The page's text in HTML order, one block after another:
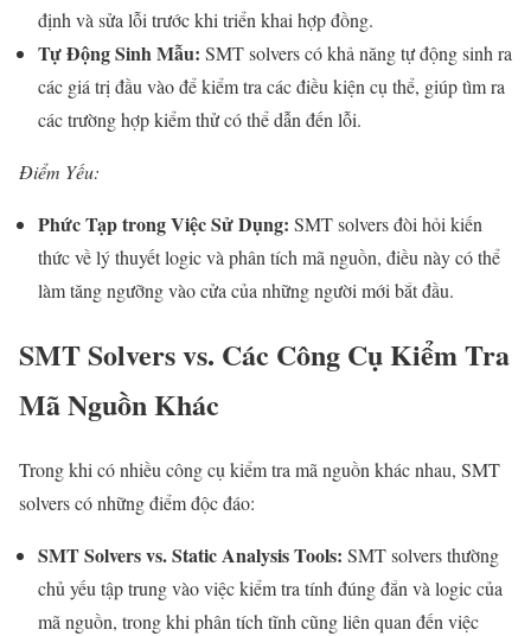
định và sửa lỗi trước khi triển khai hợp đồng.
Tự Động Sinh Mẫu: SMT solvers có khả năng tự động sinh ra
các giá trị đầu vào để kiểm tra các điều kiện cụ thể, giúp tìm ra
các trường hợp kiểm thử có thể dẫn đến lỗi.
Điểm Yếu:
Phức Tạp trong Việc Sử Dụng: SMT solvers đòi hỏi kiến
thức về lý thuyết logic và phân tích mã nguồn, điều này có thể
làm tăng ngưỡng vào cửa của những người mới bắt đầu.
SMT Solvers vs. Các Công Cụ Kiểm Tra
Mã Nguồn Khác
Trong khi có nhiều công cụ kiểm tra mã nguồn khác nhau, SMT
solvers có những điểm độc đáo:
SMT Solvers vs. Static Analysis Tools: SMT solvers thường
chủ yếu tập trung vào việc kiểm tra tính đúng đắn và logic của
mã nguồn, trong khi phân tích tĩnh cũng liên quan đến việc